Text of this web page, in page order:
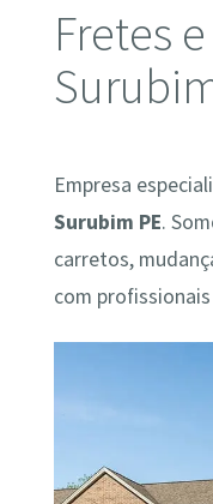
Fretes
Empresa
Surubim PE.
carretos,
com